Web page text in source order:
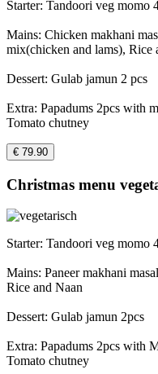
Starter: Tandoori veg momo
Mains: Chicken makhani
mix(chicken and lams), Rice
Dessert: Gulab jamun 2 pcs
Extra: Papadums 2pcs with
Tomato chutney
€ 79.90
Christmas menu
Starter: Tandoori veg momo
Mains: Paneer makhani
Rice and Naan
Dessert: Gulab jamun 2pcs
Extra: Papadums 2pcs with
Tomato chutney